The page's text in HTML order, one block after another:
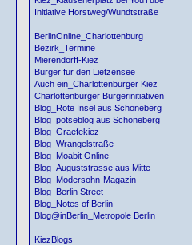
Initiative Horstweg/Wundtstraße
BerlinOnline_Charlottenburg
Bezirk_Termine
Mierendorff-Kiez
Bürger für den Lietzensee
Auch ein_Charlottenburger Kiez
Charlottenburger Bürgerinitiativen
Blog_Rote Insel aus Schöneberg
Blog_potseblog aus Schöneberg
Blog_Graefekiez
Blog_Wrangelstraße
Blog_Moabit Online
Blog_Auguststrasse aus Mitte
Blog_Modersohn-Magazin
Blog_Berlin Street
Blog_Notes of Berlin
Blog@inBerlin_Metropole Berlin
KiezBlogs